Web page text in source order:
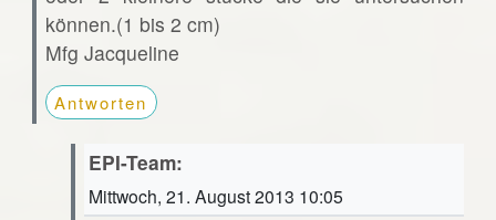
können.(1 bis 2 cm)
Mfg Jacqueline
Antworten
EPI-Team:
Mittwoch, 21. August 2013 10:05